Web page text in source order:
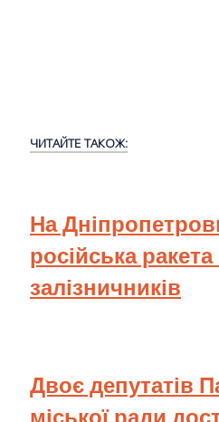
ЧИТАЙТЕ ТАКОЖ:
На
російська
залізничників
Двоє депутатів